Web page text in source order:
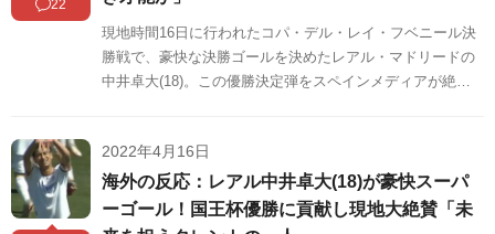
22
現地時間16日に行われたコパ・デル・レイ・フベニール決
勝戦で、豪快な決勝ゴールを決めたレアル・マドリードの
中井卓大(18)。この優勝決定弾をスペインメディアが絶賛
たのでご覧ください。
2022年4月16日
海外の反応：レアル中井卓大(18)が豪快スーパ
ーゴール！国王杯優勝に貢献し現地大絶賛「未